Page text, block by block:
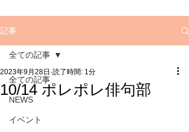
記事
全ての記事
NEWS
イベント
全ての記事
10/14 ポレポレ俳句部
2023年9月28日 読了時間: 1分